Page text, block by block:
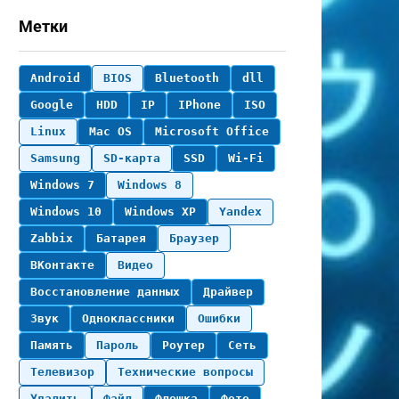
Метки
Android BIOS Bluetooth
dll
Google
HDD IP IPhone
ISO
Linux
Mac OS
Microsoft Office
Samsung
SD-карта SSD
Wi-Fi
Windows 7
Windows 8
Windows 10
Windows XP
Yandex
Zabbix
Батарея
Браузер
ВКонтакте
Видео
Восстановление данных
Драйвер
Звук
Одноклассники
Ошибки
Память
Пароль Роутер
Сеть
Телевизор
Технические вопросы